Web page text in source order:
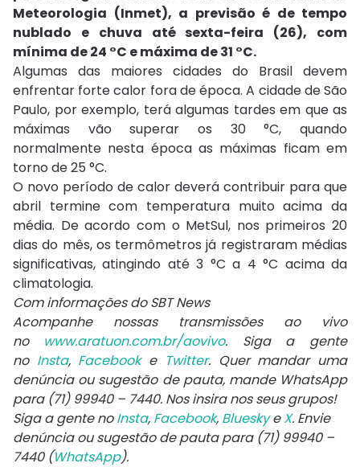
Meteorologia (Inmet), a previsão é de tempo
nublado e chuva até sexta-feira (26), com
mínima de 24 °C e máxima de 31 °C.
Algumas das maiores cidades do Brasil devem
enfrentar forte calor fora de época. A cidade de São
Paulo, por exemplo, terá algumas tardes em que as
máximas vão superar os 30 °C, quando
normalmente nesta época as máximas ficam em
torno de 25 °C.
O novo período de calor deverá contribuir para que
abril termine com temperatura muito acima da
média. De acordo com o MetSul, nos primeiros 20
dias do mês, os termômetros já registraram médias
significativas, atingindo até 3 °C a 4 °C acima da
climatologia.
Com informações do SBT News
Acompanhe nossas transmissões ao vivo
no
www.aratuon.com.br/aovivo. Siga a gente
no Insta, Facebook e Twitter. Quer mandar uma
denúncia ou sugestão de pauta, mande WhatsApp
para (71) 99940 – 7440. Nos insira nos seus grupos!
Siga a gente noInsta, Facebook, BlueskyeX. Envie
denúncia ou sugestão de pauta para (71) 99940 –
7440 (WhatsApp).